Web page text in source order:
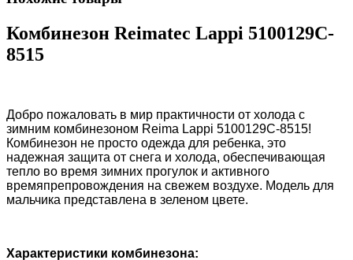
Комбинезон Reimatec Lappi 5100129C-
8515
Добро пожаловать в мир практичности от холода с
зимним комбинезоном Reima Lappi 5100129C-8515!
Комбинезон не просто одежда для ребенка, это
надежная защита от снега и холода, обеспечивающая
тепло во время зимних прогулок и активного
времяпрепровождения на свежем воздухе. Модель для
мальчика представлена в зеленом цвете.
Характеристики комбинезона: